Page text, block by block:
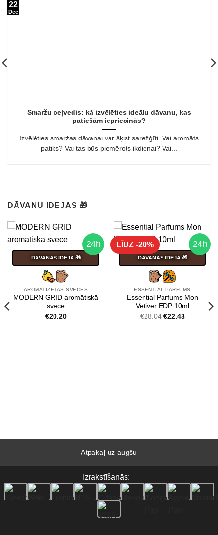
Smaržu ceļvedis: kā izvēlēties ideālu dāvanu, kas
patiešām iepriecinās?
Izvēlēties smaržas dāvanai var šķist sarežģīti. Vai aromāts
patiks? Vai tas būs piemērots ikdienai? Vai...
22
Dec
DĀVANU IDEJAS 🎁
24h
DĀVANAS IDEJA 🎁
AROMATIZĒTAS SVECES
MODERN GRID aromātiskā
svece
€20.20
24h
LĪDZ -20%
DĀVANAS IDEJA 🎁
ESSENTIAL PARFUMS
Essential Parfums Mon
Vetiver EDP 10ml
€28.04 Original
€22.43Current
Atpakaļ uz augšu
Izrakstīšanās: